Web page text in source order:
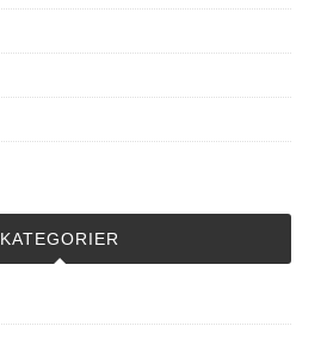
KATEGORIER